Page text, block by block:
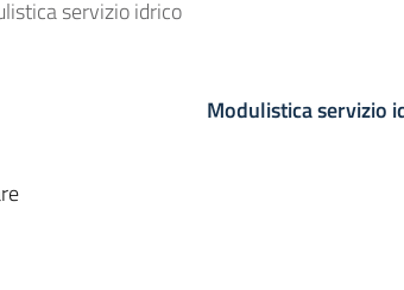
servizio idrico
Modulistica servizio